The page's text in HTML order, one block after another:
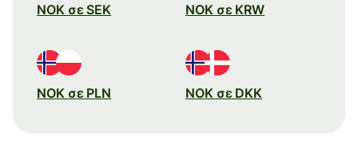
NOK σε SEK NOK σε KRW
NOK σε PLN NOK σε DKK